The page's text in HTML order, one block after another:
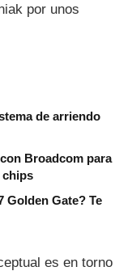
por unos
de arriendo
Broadcom para
chips
Golden Gate? Te
es en torno